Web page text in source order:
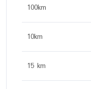
100km
10km
15 km